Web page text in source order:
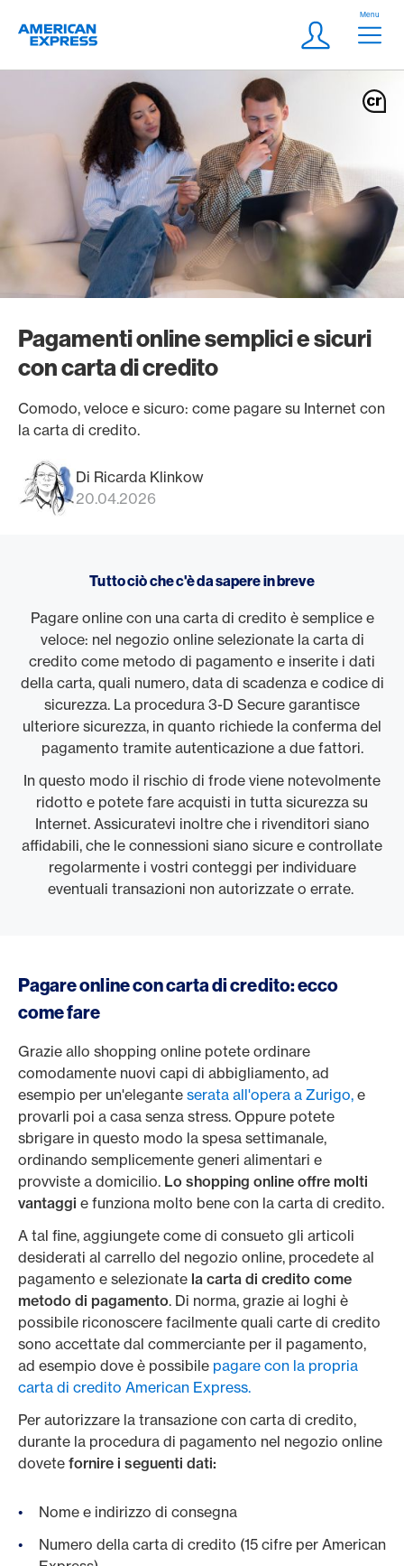
Logo
Meta
Login
Menu
Pagamenti online semplici e sicuri
con carta di credito
Comodo, veloce e sicuro: come pagare su Internet con
la carta di credito.
Di Ricarda Klinkow
20.04.2026
Tutto ciò che c'è da sapere in breve
Pagare online con una carta di credito è semplice e
veloce: nel negozio online selezionate la carta di
credito come metodo di pagamento e inserite i dati
della carta, quali numero, data di scadenza e codice di
sicurezza. La procedura 3-D Secure garantisce
ulteriore sicurezza, in quanto richiede la conferma del
pagamento tramite autenticazione a due fattori.
In questo modo il rischio di frode viene notevolmente
ridotto e potete fare acquisti in tutta sicurezza su
Internet. Assicuratevi inoltre che i rivenditori siano
affidabili, che le connessioni siano sicure e controllate
regolarmente i vostri conteggi per individuare
eventuali transazioni non autorizzate o errate.
Pagare online con carta di credito: ecco
come fare
Grazie allo shopping online potete ordinare
comodamente nuovi capi di abbigliamento, ad
esempio per un'elegante serata all'opera a Zurigo, e
provarli poi a casa senza stress. Oppure potete
sbrigare in questo modo la spesa settimanale,
ordinando semplicemente generi alimentari e
provviste a domicilio. Lo shopping online offre molti
vantaggi e funziona molto bene con la carta di credito.
A tal fine, aggiungete come di consueto gli articoli
desiderati al carrello del negozio online, procedete al
pagamento e selezionate la carta di credito come
metodo di pagamento. Di norma, grazie ai loghi è
possibile riconoscere facilmente quali carte di credito
sono accettate dal commerciante per il pagamento,
ad esempio dove è possibile pagare con la propria
carta di credito American Express.
Per autorizzare la transazione con carta di credito,
durante la procedura di pagamento nel negozio online
dovete fornire i seguenti dati:
Nome e indirizzo di consegna
Numero della carta di credito (15 cifre per American